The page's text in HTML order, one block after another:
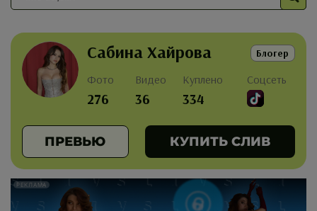
Сабина Хайрова Блогер
Фото
276
Видео
36
Куплено
334
Соцсеть
ПРЕВЬЮ КУПИТЬ СЛИВ
РЕКЛАМА